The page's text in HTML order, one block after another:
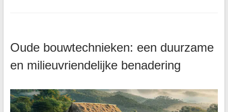
Oude bouwtechnieken: een duurzame
en milieuvriendelijke benadering